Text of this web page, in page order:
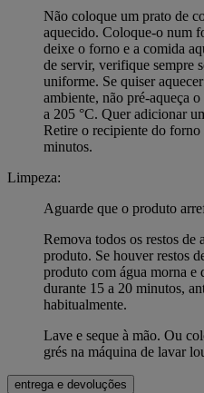
Não coloque um prato de
aquecido. Coloque-o num
deixe o forno e a comida
de servir, verifique sempre
uniforme. Se quiser
ambiente, não pré-aqueça
a 205 °C. Quer adicionar
Retire o recipiente do forno
minutos.
Limpeza:
Aguarde que o produto
Remova todos os restos de
produto. Se houver restos
produto com água morna e
durante 15 a 20 minutos,
habitualmente.
Lave e seque à mão. Ou
grés na máquina de lavar
entrega e devoluções